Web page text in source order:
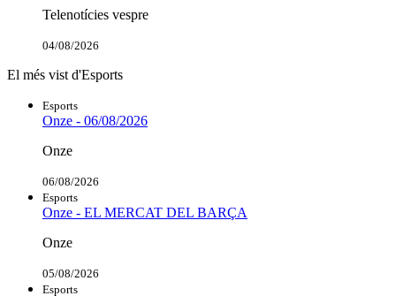
Telenotícies vespre
04/08/2026
El més vist d'Esports
Esports
Onze - 06/08/2026
Onze
06/08/2026
Esports
Onze - EL MERCAT DEL BARÇA
Onze
05/08/2026
Esports